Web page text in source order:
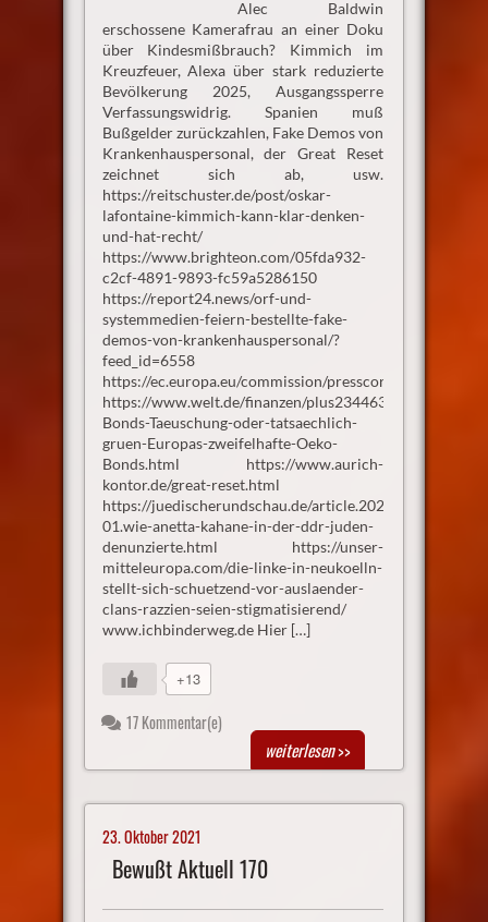
Alec Baldwin
erschossene Kamerafrau an einer Doku
über Kindesmißbrauch? Kimmich im
Kreuzfeuer, Alexa über stark reduzierte
Bevölkerung 2025, Ausgangssperre
Verfassungswidrig. Spanien muß
Bußgelder zurückzahlen, Fake Demos von
Krankenhauspersonal, der Great Reset
zeichnet sich ab, usw.
https://reitschuster.de/post/oskar-
lafontaine-kimmich-kann-klar-denken-
und-hat-recht/
https://www.brighteon.com/05fda932-
c2cf-4891-9893-fc59a5286150
https://report24.news/orf-und-
systemmedien-feiern-bestellte-fake-
demos-von-krankenhauspersonal/?
feed_id=6558
https://ec.europa.eu/commission/presscorner/detail/fr/
https://www.welt.de/finanzen/plus234463466/Green-
Bonds-Taeuschung-oder-tatsaechlich-
gruen-Europas-zweifelhafte-Oeko-
Bonds.html https://www.aurich-
kontor.de/great-reset.html
https://juedischerundschau.de/article.2021-
01.wie-anetta-kahane-in-der-ddr-juden-
denunzierte.html https://unser-
mitteleuropa.com/die-linke-in-neukoelln-
stellt-sich-schuetzend-vor-auslaender-
clans-razzien-seien-stigmatisierend/
www.ichbinderweg.de Hier […]
+13
17 Kommentar(e)
weiterlesen>>
23. Oktober 2021
Bewußt Aktuell 170